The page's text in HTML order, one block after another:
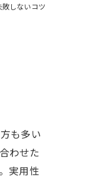
しないコツ
も多い
わせた
実用性